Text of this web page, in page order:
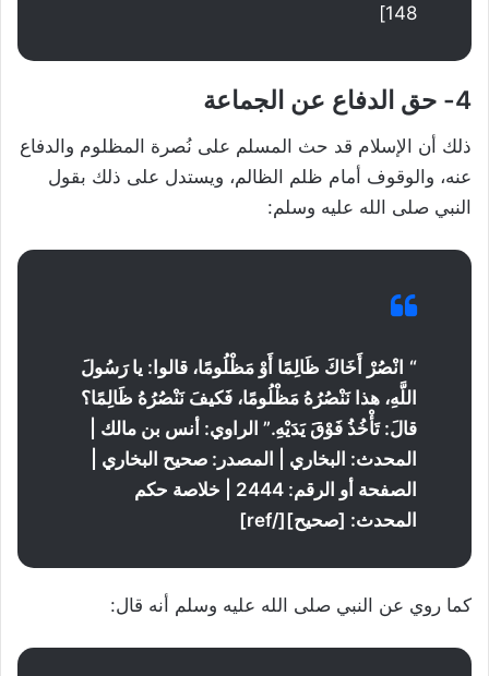
148]
4- حق الدفاع عن الجماعة
ذلك أن الإسلام قد حث المسلم على نُصرة المظلوم والدفاع
عنه، والوقوف أمام ظلم الظالم، ويستدل على ذلك بقول
النبي صلى الله عليه وسلم:
“ انْصُرْ أَخَاكَ ظَالِمًا أَوْ مَظْلُومًا، قالوا: يا رَسُولَ
اللَّهِ، هذا نَنْصُرُهُ مَظْلُومًا، فَكيفَ نَنْصُرُهُ ظَالِمًا؟
قالَ: تَأْخُذُ فَوْقَ يَدَيْهِ.” الراوي: أنس بن مالك |
المحدث: البخاري | المصدر: صحيح البخاري |
الصفحة أو الرقم: 2444 | خلاصة حكم
المحدث: [صحيح][/ref]
كما روي عن النبي صلى الله عليه وسلم أنه قال: